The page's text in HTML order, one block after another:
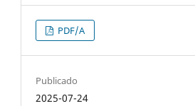
PDF/A
Publicado
2025-07-24